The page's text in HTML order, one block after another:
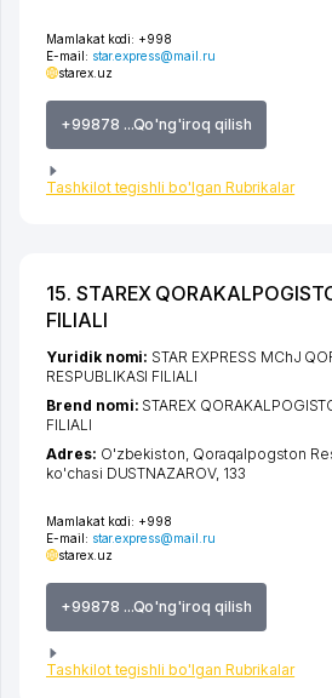
Mamlakat kodi: +998
E-mail: star.express@mail.ru
starex.uz
+99878 ...Qo'ng'iroq qilish
Tashkilot tegishli bo'lgan Rubrikalar
15. STAREX
FILIALI
Mamlakat kodi: +998
E-mail: star.express@mail.ru
starex.uz
+99878 ...Qo'ng'iroq qilish
Tashkilot tegishli bo'lgan Rubrikalar
Yuridik nomi: STAR EXPRESS MChJ
RESPUBLIKASI FILIALI
Brend nomi: STAREX
FILIALI
Adres: O'zbekiston, Qoraqalpogston
ko'chasi DUSTNAZAROV, 133